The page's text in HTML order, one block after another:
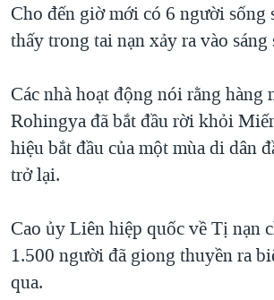
Cho đến giờ mới có 6 người sống
thấy trong tai nạn xảy ra vào sáng
Các nhà hoạt động nói rằng hàng
Rohingya đã bắt đầu rời khỏi
hiệu bắt đầu của một mùa di dân
trở lại.
Cao ủy Liên hiệp quốc về Tị nạn
1.500 người đã giong thuyền ra
qua.